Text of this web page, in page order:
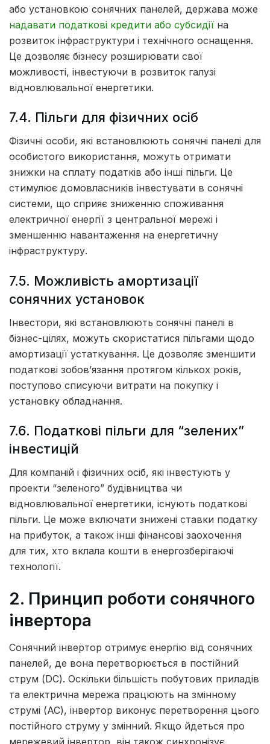
або установкою сонячних панелей, держава може
надавати податкові кредити або субсидії на
розвиток інфраструктури і технічного оснащення.
Це дозволяє бізнесу розширювати свої
можливості, інвестуючи в розвиток галузі
відновлювальної енергетики.
7.4. Пільги для фізичних осіб
Фізичні особи, які встановлюють сонячні панелі для
особистого використання, можуть отримати
знижки на сплату податків або інші пільги. Це
стимулює домовласників інвестувати в сонячні
системи, що сприяє зниженню споживання
електричної енергії з центральної мережі і
зменшенню навантаження на енергетичну
інфраструктуру.
7.5. Можливість амортизації
сонячних установок
Інвестори, які встановлюють сонячні панелі в
бізнес-цілях, можуть скористатися пільгами щодо
амортизації устаткування. Це дозволяє зменшити
податкові зобов’язання протягом кількох років,
поступово списуючи витрати на покупку і
установку обладнання.
7.6. Податкові пільги для “зелених”
інвестицій
Для компаній і фізичних осіб, які інвестують у
проекти “зеленого” будівництва чи
відновлювальної енергетики, існують податкові
пільги. Це може включати знижені ставки податку
на прибуток, а також інші фінансові заохочення
для тих, хто вклала кошти в енергозберігаючі
технології.
2. Принцип роботи сонячного
інвертора
Сонячний інвертор отримує енергію від сонячних
панелей, де вона перетворюється в постійний
струм (DC). Оскільки більшість побутових приладів
та електрична мережа працюють на змінному
струмі (AC), інвертор виконує перетворення цього
постійного струму у змінний. Якщо йдеться про